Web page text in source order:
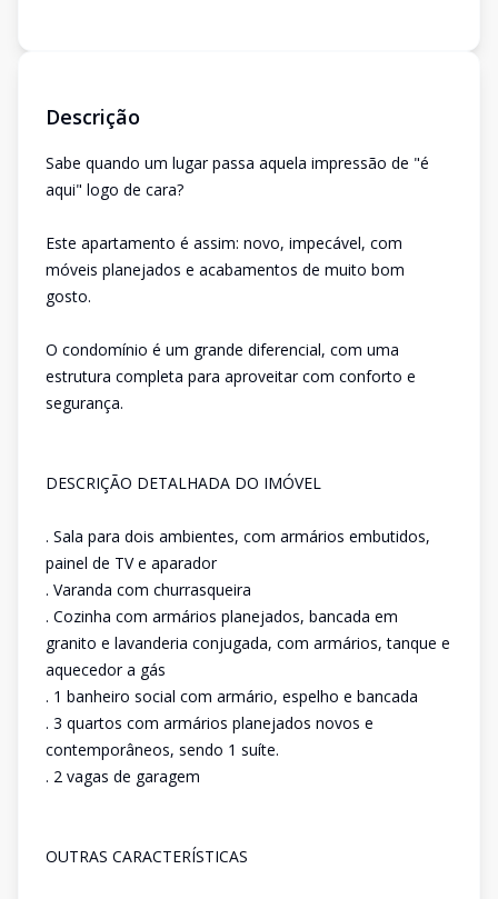
Descrição
Sabe quando um lugar passa aquela impressão de "é
aqui" logo de cara?
Este apartamento é assim: novo, impecável, com
móveis planejados e acabamentos de muito bom
gosto.
O condomínio é um grande diferencial, com uma
estrutura completa para aproveitar com conforto e
segurança.
DESCRIÇÃO DETALHADA DO IMÓVEL
. Sala para dois ambientes, com armários embutidos,
painel de TV e aparador
. Varanda com churrasqueira
. Cozinha com armários planejados, bancada em
granito e lavanderia conjugada, com armários, tanque e
aquecedor a gás
. 1 banheiro social com armário, espelho e bancada
. 3 quartos com armários planejados novos e
contemporâneos, sendo 1 suíte.
. 2 vagas de garagem
OUTRAS CARACTERÍSTICAS